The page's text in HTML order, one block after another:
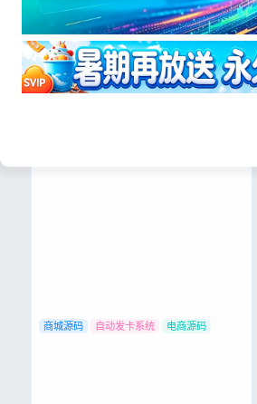
想做电商副业总踩坑？这套电子商务源
码合集，个人站长也能稳赚！
想做电商副业总踩坑？这套电子商务
源码合集，个人站长也能稳赚！ 是不
是很多想靠电商、虚拟商品赚钱的朋
友，都被这些问题卡住了？ 想自己搞
个自动卖货、卖卡密的平台，不懂代
商城源码 自动发卡系统 电商源码